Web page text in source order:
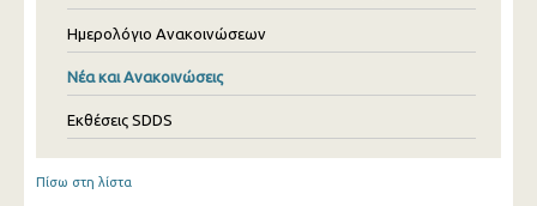
Ημερολόγιο Ανακοινώσεων
Νέα και Ανακοινώσεις
Εκθέσεις SDDS
Πίσω στη λίστα